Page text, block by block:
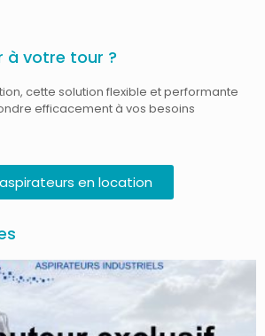
à votre tour ?
cette solution flexible et performante
efficacement à vos besoins
en location